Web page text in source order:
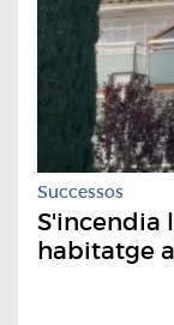
Successos
S'incendia
habitatge